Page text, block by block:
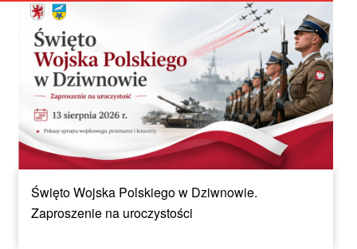
Święto Wojska Polskiego w Dziwnowie.
Zaproszenie na uroczystości